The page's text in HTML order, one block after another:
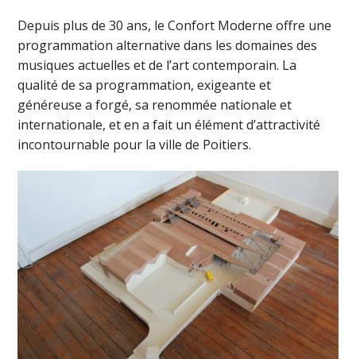
Depuis plus de 30 ans, le Confort Moderne offre une
programmation alternative dans les domaines des
musiques actuelles et de l’art contemporain. La
qualité de sa programmation, exigeante et
généreuse a forgé, sa renommée nationale et
internationale, et en a fait un élément d’attractivité
incontournable pour la ville de Poitiers.